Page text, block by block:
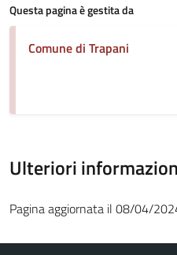
Questa pagina è gestita da
Comune di Trapani
Ulteriori
Pagina aggiornata il 08/04/